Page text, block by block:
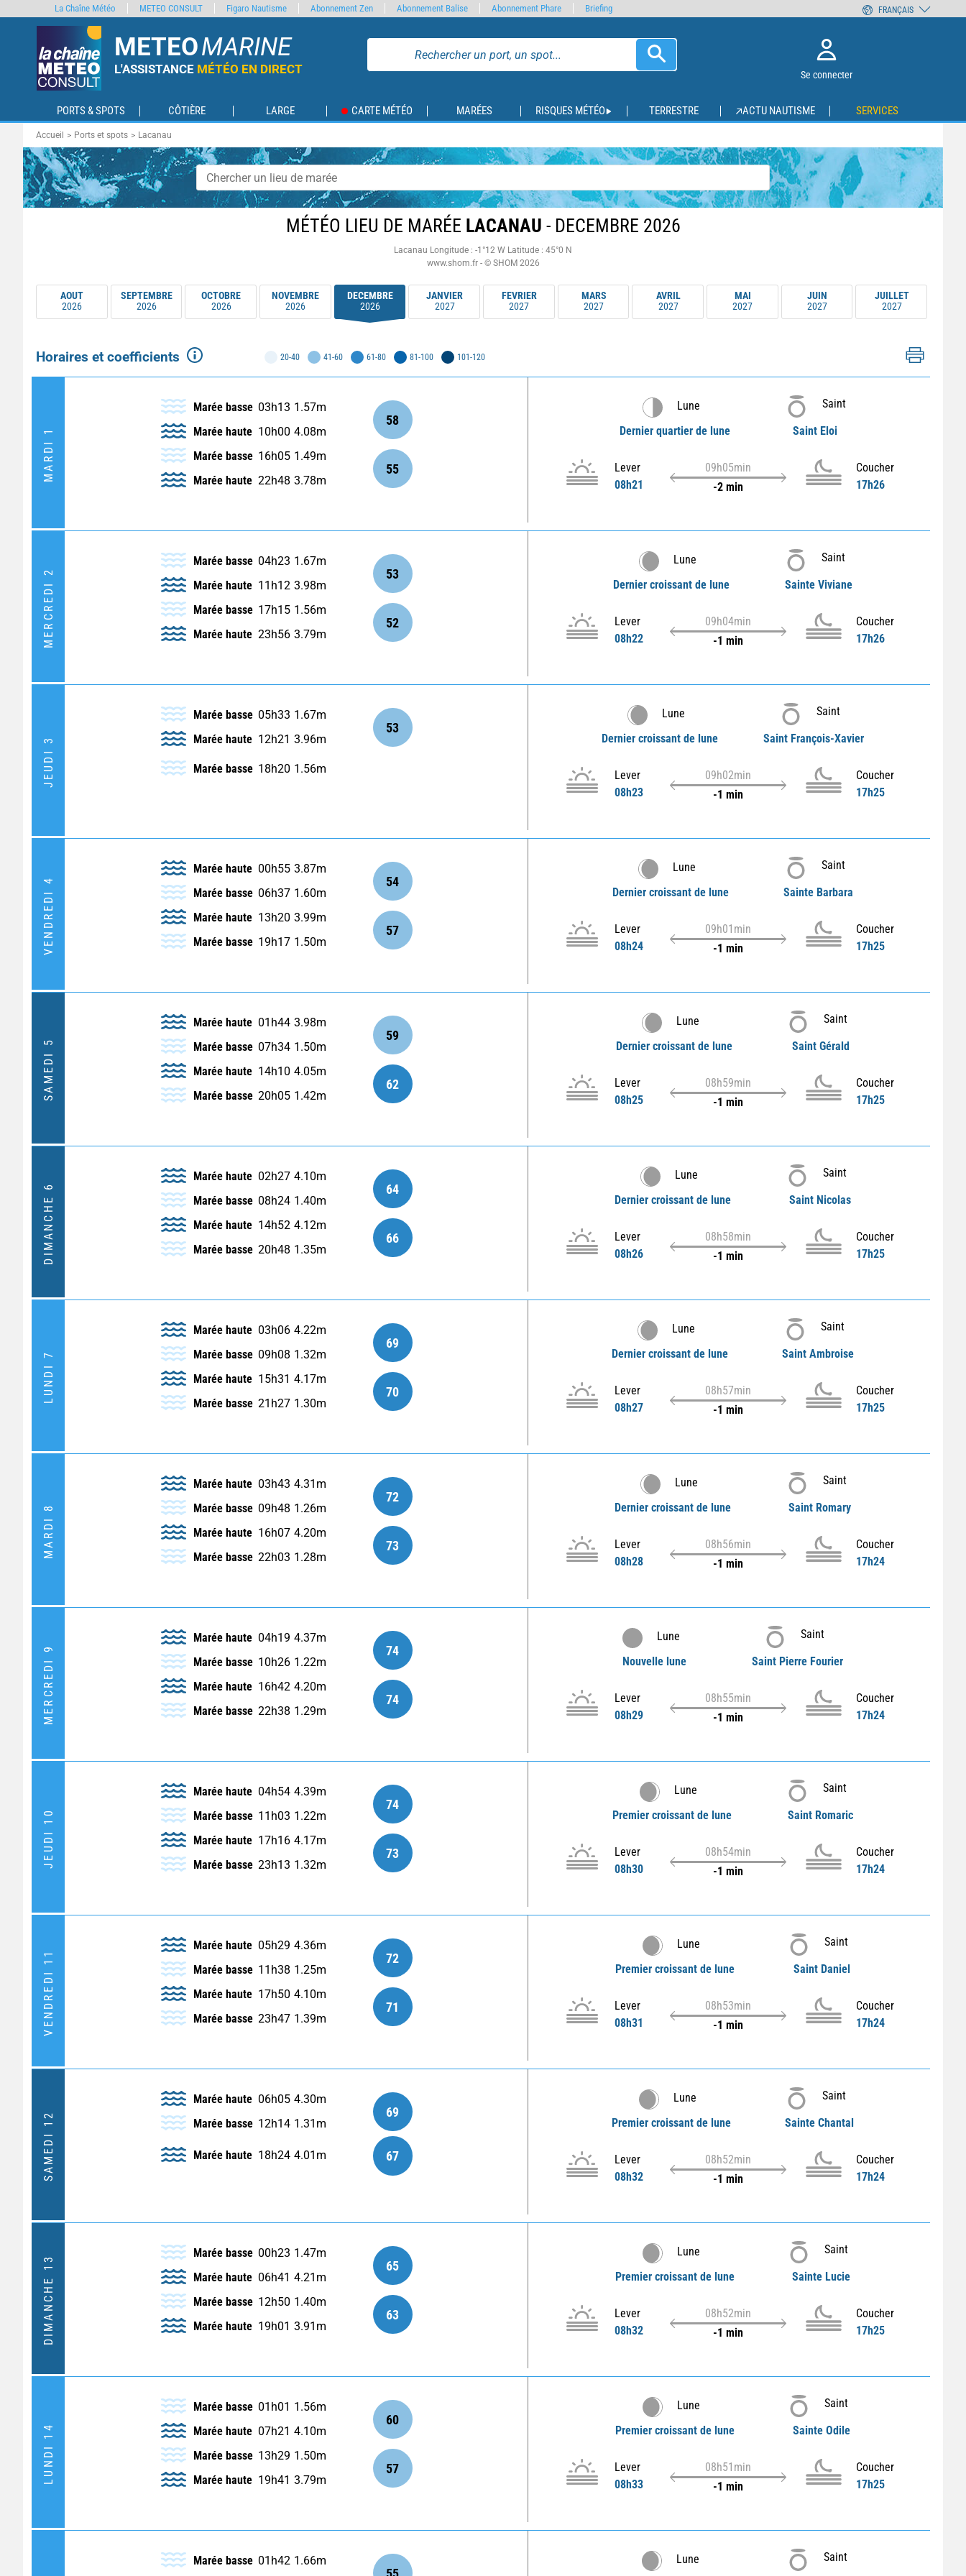
METEOMARINE
L'ASSISTANCE MÉTÉO EN DIRECT Se connecter
PORTS & SPOTS CÔTIÈRE LARGE CARTE MÉTÉO MARÉES RISQUES MÉTÉO TERRESTRE ACTU NAUTISME SERVICES
Accueil Ports et spots Lacanau
MÉTÉO LIEU DE MARÉE LACANAU - DECEMBRE 2026
Lacanau Longitude : -1°12 W Latitude : 45°0 N
www.shom.fr - © SHOM 2026
AOUT
2026
SEPTEMBRE
2026
OCTOBRE
2026
NOVEMBRE
2026
DECEMBRE
2026
JANVIER
2027
FEVRIER
2027
MARS
2027
AVRIL
2027
MAI
2027
JUIN
2027
JUILLET
2027
Horaires et coefficients 20-40 41-60 61-80 81-100 101-120
MARDI 1
Marée basse 03h13 1.57m
Marée haute 10h00 4.08m
58
Marée basse 16h05 1.49m
Marée haute 22h48 3.78m
55
Lune
Dernier quartier de lune
Saint
Saint Eloi
Lever
08h21
09h05min
-2 min
Coucher
17h26
MERCREDI 2
Marée basse 04h23 1.67m
Marée haute 11h12 3.98m
53
Marée basse 17h15 1.56m
Marée haute 23h56 3.79m
52
Lune
Dernier croissant de lune
Saint
Sainte Viviane
Lever
08h22
09h04min
-1 min
Coucher
17h26
JEUDI 3
Marée basse 05h33 1.67m
Marée haute 12h21 3.96m
53
Marée basse 18h20 1.56m
Lune
Dernier croissant de lune
Saint
Saint François-Xavier
Lever
08h23
09h02min
-1 min
Coucher
17h25
VENDREDI 4
Marée haute 00h55 3.87m
Marée basse 06h37 1.60m
54
Marée haute 13h20 3.99m
Marée basse 19h17 1.50m
57
Lune
Dernier croissant de lune
Saint
Sainte Barbara
Lever
08h24
09h01min
-1 min
Coucher
17h25
SAMEDI 5
Marée haute 01h44 3.98m
Marée basse 07h34 1.50m
59
Marée haute 14h10 4.05m
Marée basse 20h05 1.42m
62
Lune
Dernier croissant de lune
Saint
Saint Gérald
Lever
08h25
08h59min
-1 min
Coucher
17h25
DIMANCHE 6
Marée haute 02h27 4.10m
Marée basse 08h24 1.40m
64
Marée haute 14h52 4.12m
Marée basse 20h48 1.35m
66
Lune
Dernier croissant de lune
Saint
Saint Nicolas
Lever
08h26
08h58min
-1 min
Coucher
17h25
LUNDI 7
Marée haute 03h06 4.22m
Marée basse 09h08 1.32m
69
Marée haute 15h31 4.17m
Marée basse 21h27 1.30m
70
Lune
Dernier croissant de lune
Saint
Saint Ambroise
Lever
08h27
08h57min
-1 min
Coucher
17h25
MARDI 8
Marée haute 03h43 4.31m
Marée basse 09h48 1.26m
72
Marée haute 16h07 4.20m
Marée basse 22h03 1.28m
73
Lune
Dernier croissant de lune
Saint
Saint Romary
Lever
08h28
08h56min
-1 min
Coucher
17h24
MERCREDI 9
Marée haute 04h19 4.37m
Marée basse 10h26 1.22m
74
Marée haute 16h42 4.20m
Marée basse 22h38 1.29m
74
Lune
Nouvelle lune
Saint
Saint Pierre Fourier
Lever
08h29
08h55min
-1 min
Coucher
17h24
JEUDI 10
Marée haute 04h54 4.39m
Marée basse 11h03 1.22m
74
Marée haute 17h16 4.17m
Marée basse 23h13 1.32m
73
Lune
Premier croissant de lune
Saint
Saint Romaric
Lever
08h30
08h54min
-1 min
Coucher
17h24
VENDREDI 11
Marée haute 05h29 4.36m
Marée basse 11h38 1.25m
72
Marée haute 17h50 4.10m
Marée basse 23h47 1.39m
71
Lune
Premier croissant de lune
Saint
Saint Daniel
Lever
08h31
08h53min
-1 min
Coucher
17h24
SAMEDI 12
Marée haute 06h05 4.30m
Marée basse 12h14 1.31m
69
Marée haute 18h24 4.01m 67
Lune
Premier croissant de lune
Saint
Sainte Chantal
Lever
08h32
08h52min
-1 min
Coucher
17h24
DIMANCHE 13
Marée basse 00h23 1.47m
Marée haute 06h41 4.21m
65
Marée basse 12h50 1.40m
Marée haute 19h01 3.91m
63
Lune
Premier croissant de lune
Saint
Sainte Lucie
Lever
08h32
08h52min
-1 min
Coucher
17h25
LUNDI 14
Marée basse 01h01 1.56m
Marée haute 07h21 4.10m
60
Marée basse 13h29 1.50m
Marée haute 19h41 3.79m
57
Lune
Premier croissant de lune
Saint
Sainte Odile
Lever
08h33
08h51min
-1 min
Coucher
17h25
Marée basse 01h42 1.66m Lune Saint
La Chaîne Météo METEO CONSULT Figaro Nautisme Abonnement Zen Abonnement Balise Abonnement Phare Briefing FRANÇAIS